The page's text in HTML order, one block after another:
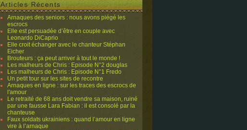
Articles Récents
Arnaques des seniors : nous avons piégé les
escrocs
Elle est persuadée d’être en couple avec
Leonardo DiCaprio
Elle croit échanger avec le chanteur Stéphan
Eicher
Brouteurs : ça peut arriver à tout le monde !
Les malheurs de Chris : Episode N°2 douglas
Les malheurs de Chris : Episode N°1 Fredo
Un petit tour sur les sites de recontre
Arnaques en ligne : sur les traces des escrocs de
l'amour
Le retraité de 68 ans doit vendre sa maison, ruiné
par une fausse Lara Fabian : il est consolé par la
chanteuse
Faux soldats ukrainiens : quand l’amour en ligne
vire à l’arnaque